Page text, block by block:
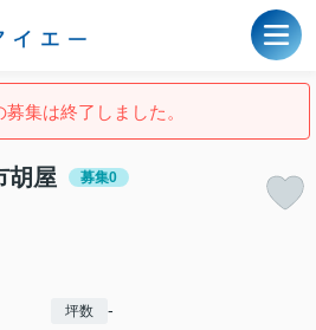
募集は終了しました。
屋 募集0
坪数 -